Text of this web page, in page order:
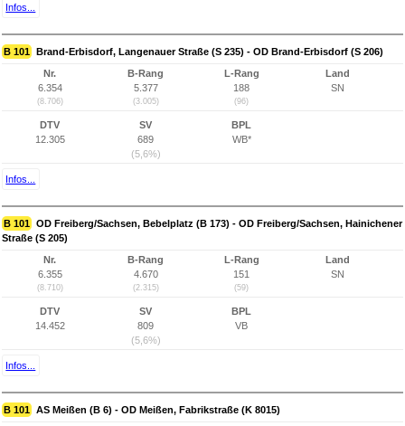
Infos...
B 101 Brand-Erbisdorf, Langenauer Straße (S 235) - OD Brand-Erbisdorf (S 206)
Nr.
6.354
(8.706)
B-Rang
5.377
(3.005)
L-Rang
188
(96)
Land
SN
DTV
12.305
SV
689
(5,6%)
BPL
WB*
Infos...
B 101 OD Freiberg/Sachsen, Bebelplatz (B 173) - OD Freiberg/Sachsen, Hainichener
Straße (S 205)
Nr.
6.355
(8.710)
B-Rang
4.670
(2.315)
L-Rang
151
(59)
Land
SN
DTV
14.452
SV
809
(5,6%)
BPL
VB
Infos...
B 101 AS Meißen (B 6) - OD Meißen, Fabrikstraße (K 8015)